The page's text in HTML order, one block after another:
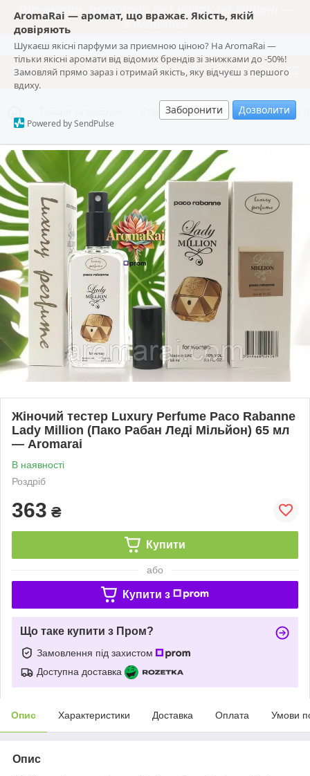
AromaRai — аромат, що вражає. Якість, якій
довіряють
Шукаєш якісні парфуми за приємною ціною? На AromaRai —
тільки якісні аромати від відомих брендів зі знижками до -50%!
Замовляй прямо зараз і отримай якість, яку відчуєш з першого
вдиху.
Заборонити Дозволити
Powered by SendPulse
Топ-якість парфумів без удару по кишені —
замовляй!
AromaRai
Стійкі аромати Luxury 65 мл | Вибір
Жіночий тестер Luxury Perfume Paco Rabanne
Lady Million (Пако Рабан Леді Мільйон) 65 мл
— Aromarai
В наявності
Роздріб
363 ₴
Купити
або
Купити з
Що таке купити з Пром?
Замовлення під захистом
Доступна доставка
Опис Характеристики Доставка Оплата Умови
Опис